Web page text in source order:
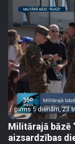
pirms 5 dienām, 23
Militārajā bāzē
aizsardzības